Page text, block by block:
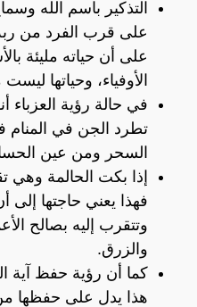
التذكير باسم الله
على قرب الفرد من
على أن حياته مليئة
الأوفياء، وحياتها
في حالة رؤية العزباء
تطرد الجن في
السحر ومن عين
إذا بكت الحالمة وهي
فهذا يعني حاجتها إلى
وتتقرب إليه بصالح
والزرق.
كما أن رؤية حفظ آية
هذا يدل على حفظها